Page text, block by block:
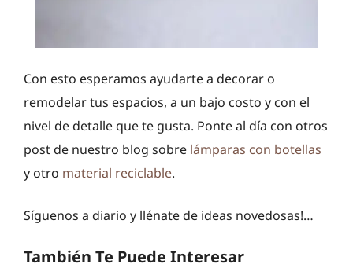
Con esto esperamos ayudarte a decorar o
remodelar tus espacios, a un bajo costo y con el
nivel de detalle que te gusta. Ponte al día con otros
post de nuestro blog sobre lámparas con botellas
y otro material reciclable.
Síguenos a diario y llénate de ideas novedosas!…
También Te Puede Interesar